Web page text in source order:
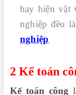
hay hiện vật
nghiệp đều
nghiệp
2 Kế toán
Kế toán công